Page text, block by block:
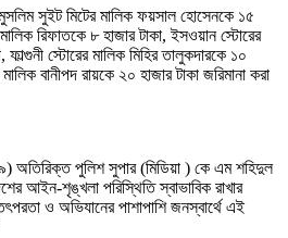
সুইট মিটের মালিক ফয়সাল হোসেনকে ১৫
রিফাতকে ৮ হাজার টাকা, ইসওয়ান স্টোরের
ফাল্গুনী স্টোরের মালিক মিহির তালুকদারকে ১০
বানীপদ রায়কে ২০ হাজার টাকা জরিমানা করা
৯) অতিরিক্ত পুলিশ সুপার (মিডিয়া ) কে এম শহিদুল
আইন-শৃঙ্খলা পরিস্থিতি স্বাভাবিক রাখার
ও অভিযানের পাশাপাশি জনস্বার্থে এই